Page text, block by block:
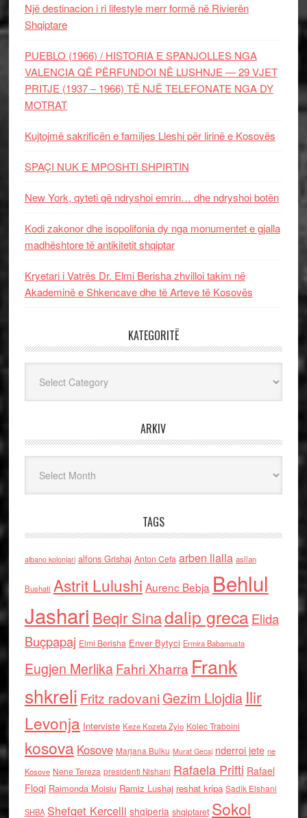
Një destinacion i ri lifestyle merr formë në Rivierën
Shqiptare
PUEBLO (1966) / HISTORIA E SPANJOLLES NGA
VALENCIA QË PËRFUNDOI NË LUSHNJE — 29 VJET
PRITJE (1937 – 1966) TË NJË TELEFONATE NGA DY
MOTRAT
Kujtojmë sakrificën e familjes Lleshi për lirinë e Kosovës
SPAÇI NUK E MPOSHTI SHPIRTIN
New York, qyteti që ndryshoi emrin… dhe ndryshoi botën
Kodi zakonor dhe isopolifonia dy nga monumentet e gjalla
madhështore të antikitetit shqiptar
Kryetari i Vatrës Dr. Elmi Berisha zhvilloi takim në
Akademinë e Shkencave dhe të Arteve të Kosovës
KATEGORITË
ARKIV
TAGS
albano kolonjari alfons Grishaj Anton Cefa arben llalla asllan
Bushati Astrit Lulushi Aurenc Bebja Behlul
Jashari Beqir Sinadalip grecaElida
Buçpapaj Elmi Berisha Enver Bytyci Ermira Babamusta
Eugjen MerlikaFahri Xharra Frank
shkreli Fritz radovaniGezim Llojdia Ilir
Levonja Interviste Keze Kozeta Zylo Kolec Traboini
kosova Kosove Marjana Bulku Murat Gecaj nderroi jete ne
Kosove Nene Tereza presidenti Nishani Rafaela Prifti Rafael
Floqi Raimonda Moisiu Ramiz Lushaj reshat kripa Sadik Elshani
SHBA Shefqet Kercelli shqiperia shqiptaret Sokol